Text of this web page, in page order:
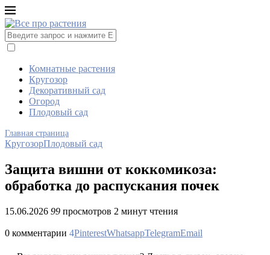
Комнатные растения
Кругозор
Декоративный сад
Огород
Плодовый сад
Главная страница
КругозорПлодовый сад
Защита вишни от коккомикоза:
обработка до распускания почек
15.06.2026 99 просмотров 2 минут чтения
0 комментарии 4PinterestWhatsappTelegramEmail